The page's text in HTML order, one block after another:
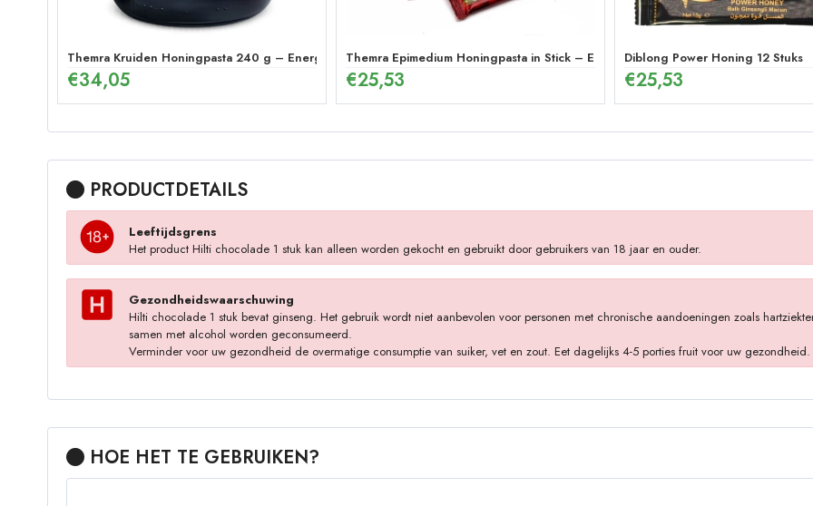
Themra Kruiden Honingpasta 240 g – Energetische Mix
€34,05
Themra Epimedium Honingpasta in Stick – Energetische Kruidenmix (12 x 12g)
€25,53
Diblong Power Honing 12 Stuks
€25,53
PRODUCTDETAILS
Leeftijdsgrens
Het product Hilti chocolade 1 stuk kan alleen worden gekocht en gebruikt door gebruikers van 18 jaar en ouder.
Gezondheidswaarschuwing
Hilti chocolade 1 stuk bevat ginseng. Het gebruik wordt niet aanbevolen voor personen met chronische aandoeningen zoals
samen met alcohol worden geconsumeerd.
Verminder voor uw gezondheid de overmatige consumptie van suiker, vet en zout. Eet dagelijks 4-5 porties fruit voor uw gezondheid.
HOE HET TE GEBRUIKEN?